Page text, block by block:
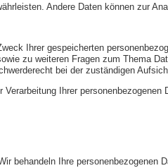
Andere Daten können zur
Ihrer gespeicherten
zu weiteren Fragen zum Thema
bei der zuständigen
Ihrer
behandeln Ihre personenbezogenen